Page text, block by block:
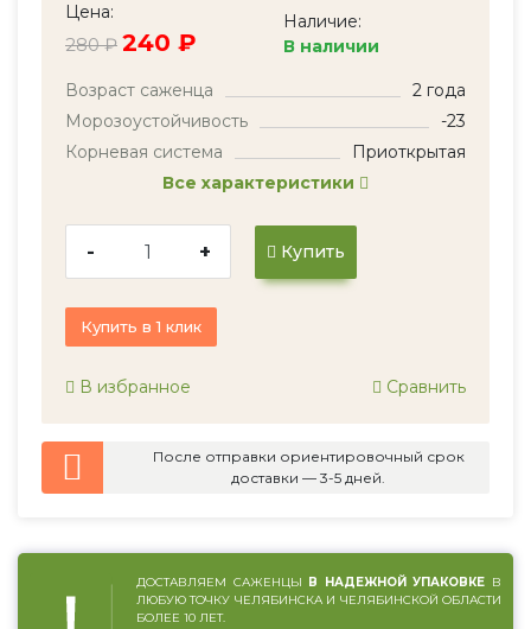
Цена:
280 ₽ 240 ₽
Наличие:
В наличии
Возраст саженца
2 года
Морозоустойчивость
-23
Корневая система
Приоткрытая
Все характеристики
- + Купить
Купить в 1 клик
В избранное Сравнить
После отправки ориентировочный срок
доставки — 3-5 дней.
ДОСТАВЛЯЕМ САЖЕНЦЫ В НАДЕЖНОЙ УПАКОВКЕ В
ЛЮБУЮ ТОЧКУ ЧЕЛЯБИНСКА И ЧЕЛЯБИНСКОЙ ОБЛАСТИ
БОЛЕЕ 10 ЛЕТ.